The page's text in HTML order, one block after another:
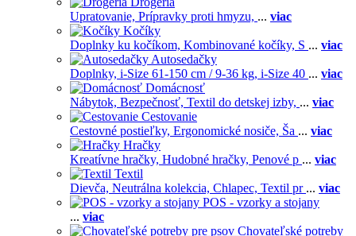
Upratovanie, Prípravky proti hmyzu, ... viac
Kočíky
Doplnky ku kočíkom, Kombinované kočíky, S ... viac
Autosedačky
Doplnky, i-Size 61-150 cm / 9-36 kg, i-Size 40 ... viac
Domácnosť
Nábytok, Bezpečnosť, Textil do detskej izby, ... viac
Cestovanie
Cestovné postieľky, Ergonomické nosiče, Ša ... viac
Hračky
Kreatívne hračky, Hudobné hračky, Penové p ... viac
Textil
Dievča, Neutrálna kolekcia, Chlapec, Textil pr ... viac
POS - vzorky a stojany
... viac
Chovateľské potreby